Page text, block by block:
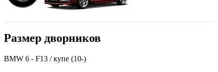
Размер дворников
BMW 6 - F13 / купе (10-)